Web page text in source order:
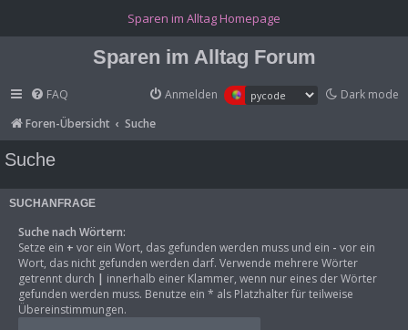
Sparen im Alltag Homepage
Sparen im Alltag Forum
Dark mode
FAQ
Anmelden
Foren-Übersicht
Suche
Suche
SUCHANFRAGE
Suche nach Wörtern:
Setze ein + vor ein Wort, das gefunden werden muss und ein - vor ein
Wort, das nicht gefunden werden darf. Verwende mehrere Wörter
getrennt durch
innerhalb einer Klammer, wenn nur eines der Wörter
gefunden werden muss. Benutze ein * als Platzhalter für teilweise
Übereinstimmungen.